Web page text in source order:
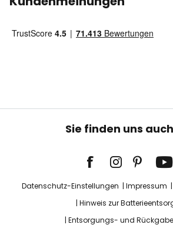
Sie finden uns
Datenschutz-Einstellungen Impressum
Hinweis zur
Entsorgungs- und